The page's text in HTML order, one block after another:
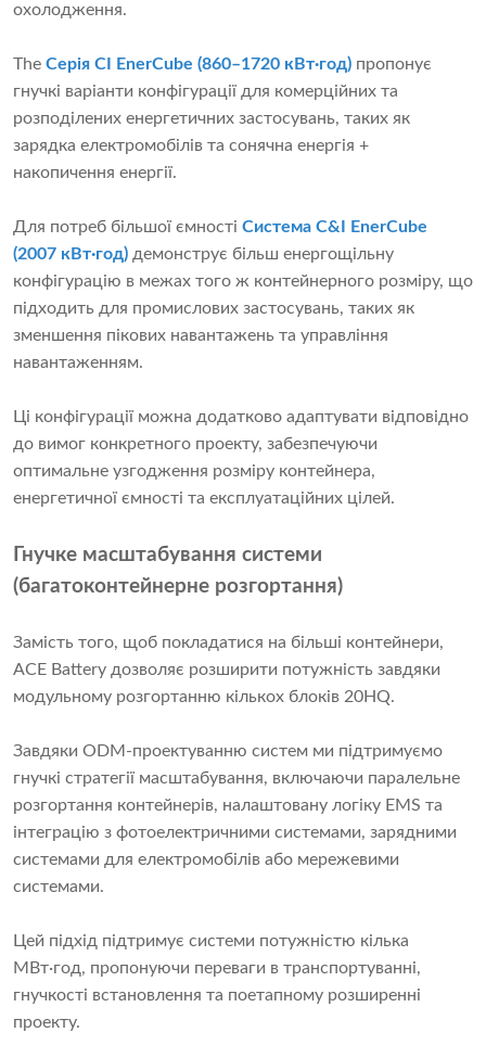
охолодження.
The Серія CI EnerCube (860–1720 кВт·год) пропонує
гнучкі варіанти конфігурації для комерційних та
розподілених енергетичних застосувань, таких як
зарядка електромобілів та сонячна енергія +
накопичення енергії.
Для потреб більшої ємності Система C&I EnerCube
(2007 кВт·год) демонструє більш енергощільну
конфігурацію в межах того ж контейнерного розміру, що
підходить для промислових застосувань, таких як
зменшення пікових навантажень та управління
навантаженням.
Ці конфігурації можна додатково адаптувати відповідно
до вимог конкретного проекту, забезпечуючи
оптимальне узгодження розміру контейнера,
енергетичної ємності та експлуатаційних цілей.
Гнучке масштабування системи
(багатоконтейнерне розгортання)
Замість того, щоб покладатися на більші контейнери,
ACE Battery дозволяє розширити потужність завдяки
модульному розгортанню кількох блоків 20HQ.
Завдяки ODM-проектуванню систем ми підтримуємо
гнучкі стратегії масштабування, включаючи паралельне
розгортання контейнерів, налаштовану логіку EMS та
інтеграцію з фотоелектричними системами, зарядними
системами для електромобілів або мережевими
системами.
Цей підхід підтримує системи потужністю кілька
МВт·год, пропонуючи переваги в транспортуванні,
гнучкості встановлення та поетапному розширенні
проекту.